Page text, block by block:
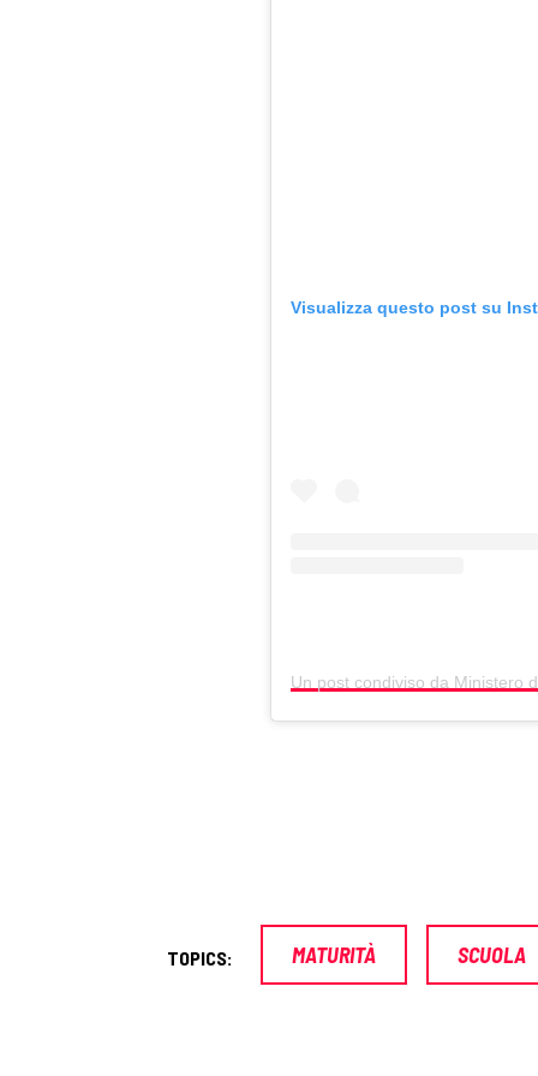
Visualizza questo post su
TOPICS: MATURITÀ SCUOLA